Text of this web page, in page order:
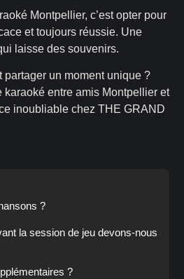
Montpellier, c’est opter pour
et toujours réussie. Une
laisse des souvenirs.
partager un moment unique ?
karaoké entre amis Montpellier et
inoubliable chez THE GRAND
?
la session de jeu devons-nous
?